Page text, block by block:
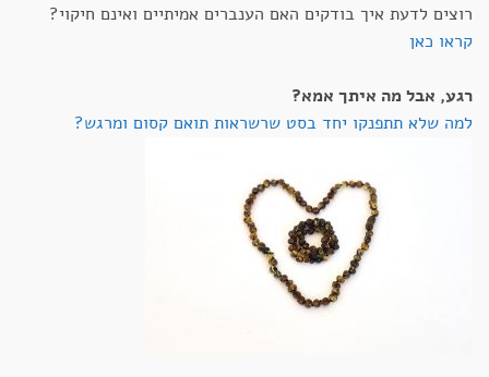
רוצים לדעת איך בודקים האם הענברים אמיתיים ואינם חיקוי?
קראו כאן
רגע, אבל מה איתך אמא?
למה שלא תתפנקו יחד בסט שרשראות תואם קסום ומרגש?